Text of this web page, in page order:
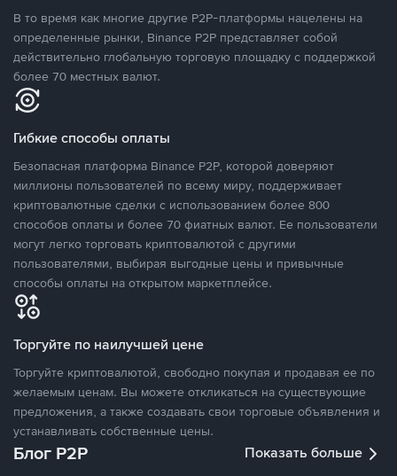
В то время как многие другие P2P-платформы нацелены на
определенные рынки, Binance P2P представляет собой
действительно глобальную торговую площадку с поддержкой
более 70 местных валют.
Гибкие способы оплаты
Безопасная платформа Binance P2P, которой доверяют
миллионы пользователей по всему миру, поддерживает
криптовалютные сделки с использованием более 800
способов оплаты и более 70 фиатных валют. Ее пользователи
могут легко торговать криптовалютой с другими
пользователями, выбирая выгодные цены и привычные
способы оплаты на открытом маркетплейсе.
Торгуйте по наилучшей цене
Торгуйте криптовалютой, свободно покупая и продавая ее по
желаемым ценам. Вы можете откликаться на существующие
предложения, а также создавать свои торговые объявления и
устанавливать собственные цены.
Блог P2P Показать больше